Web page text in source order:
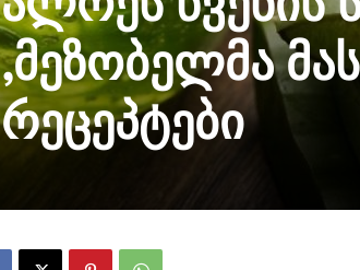
,მეზობელმა
რეცეპტები